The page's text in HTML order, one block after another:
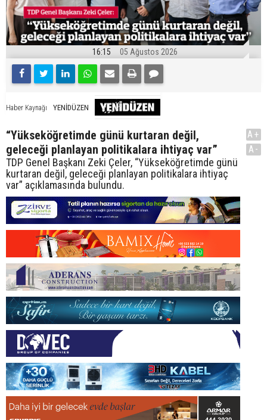
16:15 05 Ağustos 2026
Haber Kaynağı YENİDÜZEN
“Yükseköğretimde günü kurtaran değil,
geleceği planlayan politikalara ihtiyaç var”
TDP Genel Başkanı Zeki Çeler, “Yükseköğretimde günü
kurtaran değil, geleceği planlayan politikalara ihtiyaç
var” açıklamasında bulundu.
A+
A-